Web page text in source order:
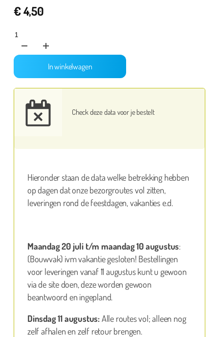
€4,50
Cartoon
Huldeschild
Abraham
aantal
In winkelwagen
Check deze data voor je bestelt
Hieronder staan de data welke betrekking hebben
op dagen dat onze bezorgroutes vol zitten,
leveringen rond de feestdagen, vakanties e.d.
Maandag 20 juli t/m maandag 10 augustus:
(Bouwvak) ivm vakantie gesloten! Bestellingen
voor leveringen vanaf 11 augustus kunt u gewoon
via de site doen, deze worden gewoon
beantwoord en ingepland.
Dinsdag 11 augustus:Alle routes vol; alleen nog
zelf afhalen en zelf retour brengen.